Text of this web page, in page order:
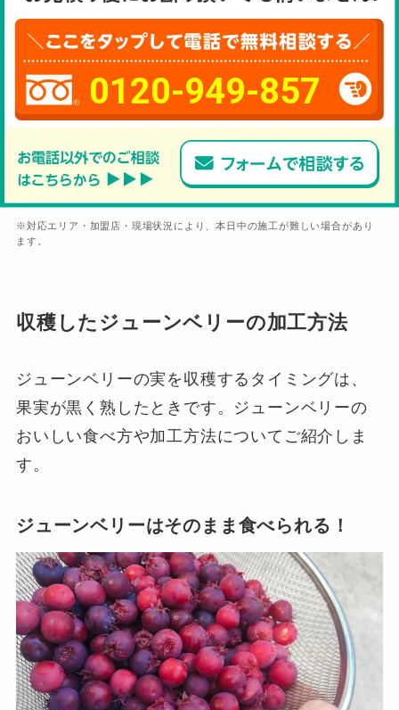
0120-949-857
※対応エリア・加盟店・現場状況により、本日中の施工が難しい場合があり
ます。
収穫したジューンベリーの加工方法
ジューンベリーの実を収穫するタイミングは、
果実が黒く熟したときです。ジューンベリーの
おいしい食べ方や加工方法についてご紹介しま
す。
ジューンベリーはそのまま食べられる！